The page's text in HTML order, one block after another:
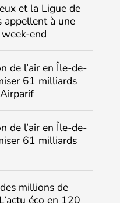
et la Ligue de
appellent à une
end
de l’air en Île-de-
61 milliards
de l’air en Île-de-
61 milliards
millions de
éco en 120